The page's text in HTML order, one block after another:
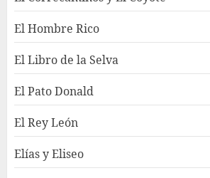
El Hombre Rico
El Libro de la Selva
El Pato Donald
El Rey León
Elías y Eliseo